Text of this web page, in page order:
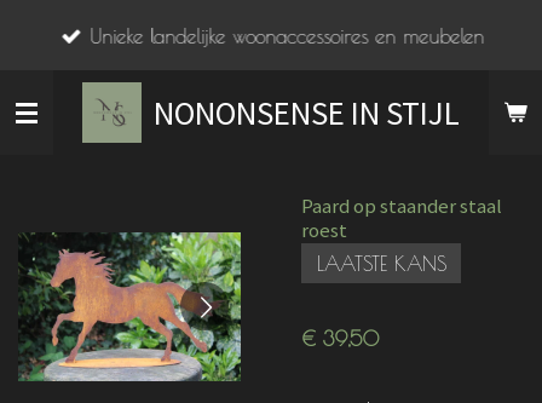
de
hoofdinhoud
NONONSENSE IN STIJL
Unieke landelijke woonaccessoires en meubelen
Paard op staander staal
roest
LAATSTE KANS
€ 39,50